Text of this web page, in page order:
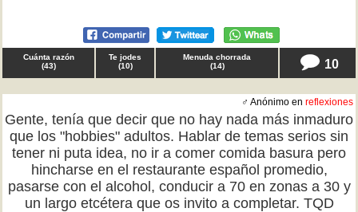
Cuánta razón
(43)
Te jodes
(10)
Menuda chorrada
(14) 10
♂ Anónimo en reflexiones
Gente, tenía que decir que no hay nada más inmaduro
que los "hobbies" adultos. Hablar de temas serios sin
tener ni puta idea, no ir a comer comida basura pero
hincharse en el restaurante español promedio,
pasarse con el alcohol, conducir a 70 en zonas a 30 y
un largo etcétera que os invito a completar. TQD